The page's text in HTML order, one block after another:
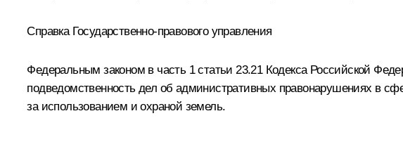
Справка Государственно-правового управления
Федеральным законом в часть 1 статьи 23.21 Кодекса Российской
подведомственность дел об административных правонарушениях в
за использованием и охраной земель.